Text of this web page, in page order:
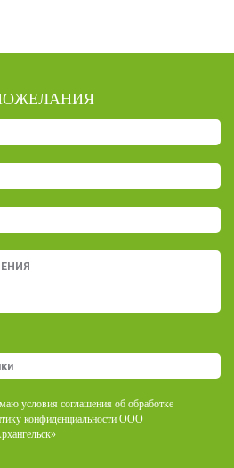
условия соглашения об обработке
конфиденциальности ООО